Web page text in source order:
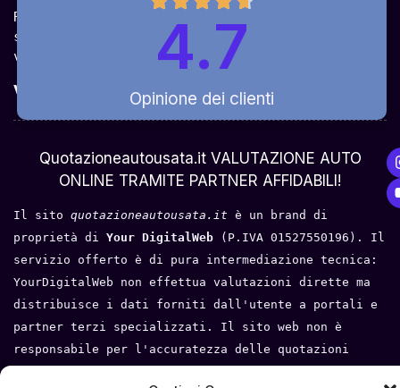
Ricevi la quotazione dai vari partner e potrai
sceglierla come venderla in modo sicuro,
veloce e rapido!
Valuta Per ModelloOpinione dei clienti
4.7
Quotazioneautousata.it VALUTAZIONE AUTO
ONLINE TRAMITE PARTNER AFFIDABILI!
Il sito quotazioneautousata.it è un brand di
proprietà di Your DigitalWeb
(P.IVA 01527550196). Il
servizio offerto è di pura intermediazione tecnica:
YourDigitalWeb non effettua valutazioni dirette ma
distribuisce i dati forniti dall'utente a portali e
partner terzi specializzati. Il sito web non è
responsabile per l'accuratezza delle quotazioni